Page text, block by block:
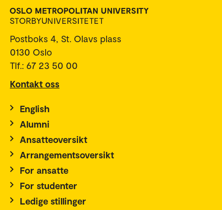
Postboks 4, St. Olavs plass
0130 Oslo
Tlf.: 67 23 50 00
Kontakt oss
English
Alumni
Ansatteoversikt
Arrangementsoversikt
For ansatte
For studenter
Ledige stillinger